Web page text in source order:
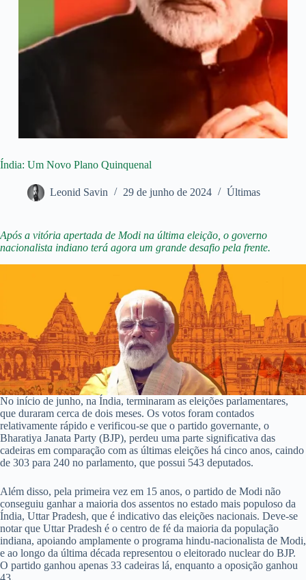
Índia: Um Novo Plano Quinquenal
Leonid Savin 29 de junho de 2024 Últimas
Após a vitória apertada de Modi na última eleição, o governo
nacionalista indiano terá agora um grande desafio pela frente.
No início de junho, na Índia, terminaram as eleições parlamentares,
que duraram cerca de dois meses. Os votos foram contados
relativamente rápido e verificou-se que o partido governante, o
Bharatiya Janata Party (BJP), perdeu uma parte significativa das
cadeiras em comparação com as últimas eleições há cinco anos, caindo
de 303 para 240 no parlamento, que possui 543 deputados.
Além disso, pela primeira vez em 15 anos, o partido de Modi não
conseguiu ganhar a maioria dos assentos no estado mais populoso da
Índia, Uttar Pradesh, que é indicativo das eleições nacionais. Deve-se
notar que Uttar Pradesh é o centro de fé da maioria da população
indiana, apoiando amplamente o programa hindu-nacionalista de Modi,
e ao longo da última década representou o eleitorado nuclear do BJP.
O partido ganhou apenas 33 cadeiras lá, enquanto a oposição ganhou